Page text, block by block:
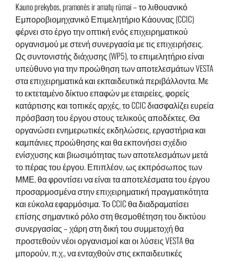
Kauno prekybos, pramonės ir amatų rūmai – το λιθουανικό
Εμποροβιομηχανικό Επιμελητήριο Κάουνας (CCIC)
φέρνει στο έργο την οπτική ενός επιχειρηματικού
οργανισμού με στενή συνεργασία με τις επιχειρήσεις.
Ως συντονιστής διάχυσης (WP5), το επιμελητήριο είναι
υπεύθυνο για την προώθηση των αποτελεσμάτων VESTA
στα επιχειρηματικά και εκπαιδευτικά περιβάλλοντα. Με
το εκτεταμένο δίκτυο επαφών με εταιρείες, φορείς
κατάρτισης και τοπικές αρχές, το CCIC διασφαλίζει ευρεία
πρόσβαση του έργου στους τελικούς αποδέκτες. Θα
οργανώσει ενημερωτικές εκδηλώσεις, εργαστήρια και
καμπάνιες προώθησης και θα εκπονήσει σχέδιο
ενίσχυσης και βιωσιμότητας των αποτελεσμάτων μετά
το πέρας του έργου. Επιπλέον, ως εκπρόσωπος των
ΜΜΕ, θα φροντίσει να είναι τα αποτελέσματα του έργου
προσαρμοσμένα στην επιχειρηματική πραγματικότητα
και εύκολα εφαρμόσιμα. Το CCIC θα διαδραματίσει
επίσης σημαντικό ρόλο στη θεσμοθέτηση του δικτύου
συνεργασίας – χάρη στη δική του συμμετοχή θα
προστεθούν νέοι οργανισμοί και οι λύσεις VESTA θα
μπορούν, π.χ., να ενταχθούν στις εκπαιδευτικές